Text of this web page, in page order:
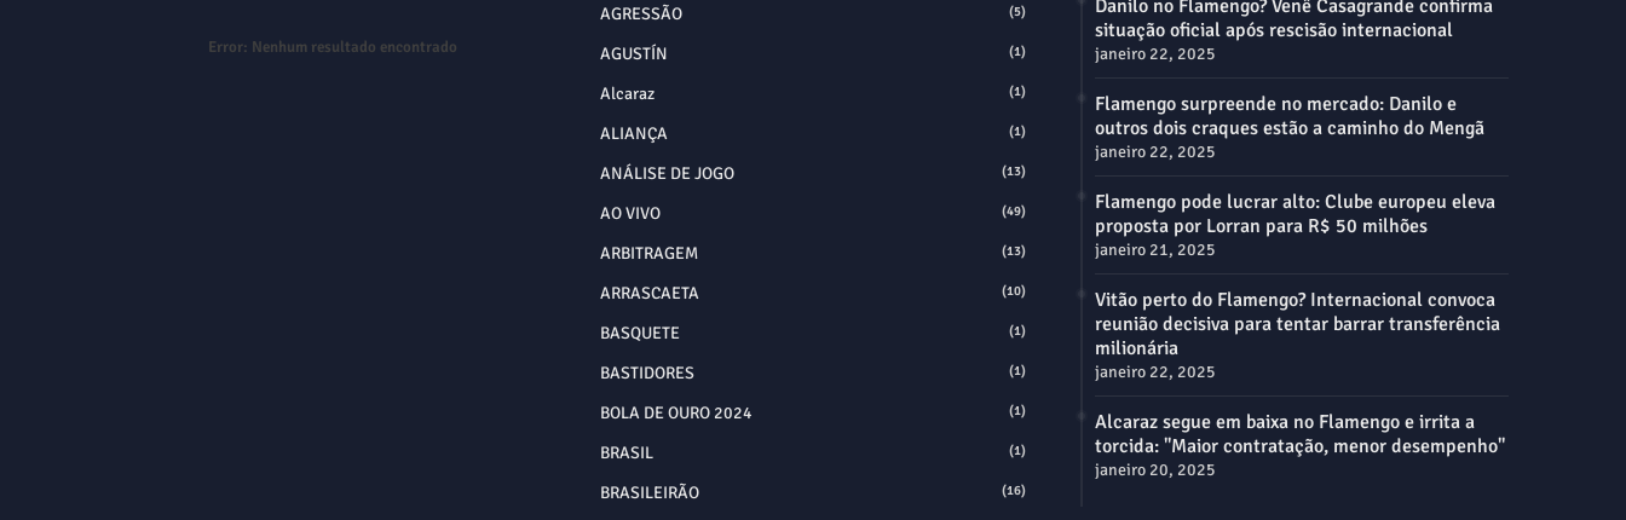
Error: Nenhum resultado encontrado
AGRESSÃO (5)
AGUSTÍN (1)
Alcaraz (1)
ALIANÇA (1)
ANÁLISE DE JOGO (13)
AO VIVO (49)
ARBITRAGEM (13)
ARRASCAETA (10)
BASQUETE (1)
BASTIDORES (1)
BOLA DE OURO 2024 (1)
BRASIL (1)
BRASILEIRÃO (16)
Danilo no Flamengo? Venê Casagrande confirma
situação oficial após rescisão internacional
janeiro 22, 2025
Flamengo surpreende no mercado: Danilo e
outros dois craques estão a caminho do Mengã
janeiro 22, 2025
Flamengo pode lucrar alto: Clube europeu eleva
proposta por Lorran para R$ 50 milhões
janeiro 21, 2025
Vitão perto do Flamengo? Internacional convoca
reunião decisiva para tentar barrar transferência
milionária
janeiro 22, 2025
Alcaraz segue em baixa no Flamengo e irrita a
torcida: "Maior contratação, menor desempenho"
janeiro 20, 2025